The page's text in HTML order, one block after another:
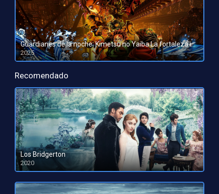
Guardianes de la noche: Kimetsu no Yaiba La fortaleza infinita
2025
HD 1080pHD 720p
Recomendado
Los Bridgerton
2020
HD 1080pHD 720p